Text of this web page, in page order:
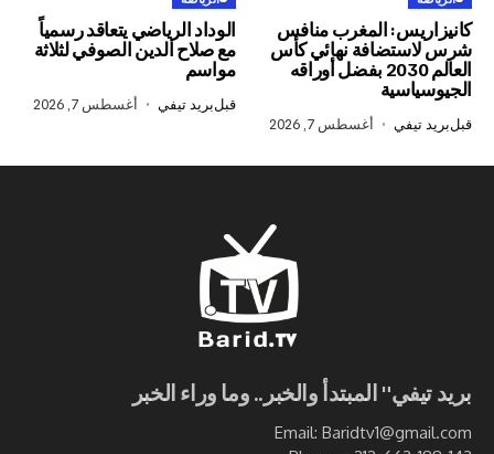
المغرب منافس
نهائي كأس
العالم 2030 بفضل أوراقه
أغسطس 7, 2026
الوداد الرياضي يتعاقد رسمياً
مع صلاح الدين الصوفي لثلاثة
مواسم
أغسطس 7, 2026
المبتدأ والخبر.. وما وراء الخبر
Email: